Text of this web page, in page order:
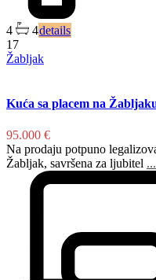
4 4details
17
Žabljak
Kuća sa placem na
95.000 €
Na prodaju potpuno
Žabljak, savršena za ljubitel ...